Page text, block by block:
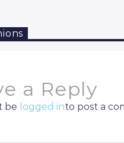
a Reply
be logged into post a